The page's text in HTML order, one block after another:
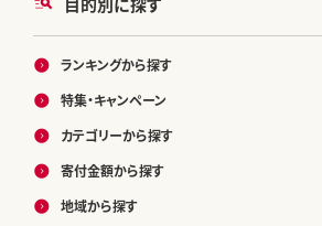
ランキングから探す
特集・キャンペーン
カテゴリーから探す
寄付金額から探す
地域から探す